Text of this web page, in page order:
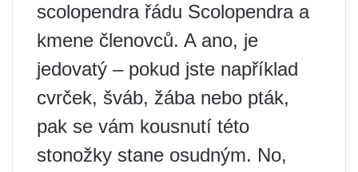
scolopendra řádu Scolopendra a
kmene členovců. A ano, je
jedovatý – pokud jste například
cvrček, šváb, žába nebo pták,
pak se vám kousnutí této
stonožky stane osudným. No,